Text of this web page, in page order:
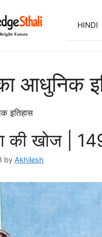
HINDI
आधुनिक
इतिहास
की खोज |
by Akhilesh